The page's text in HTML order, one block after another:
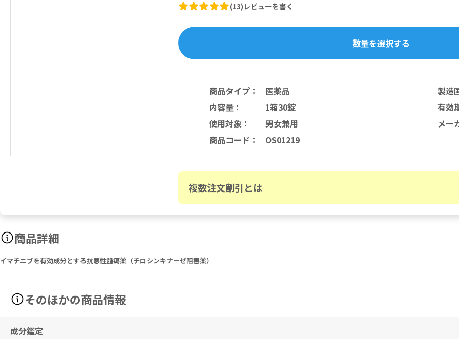
(13) レビューを書く
数量を選択する
商品タイプ：
医薬品
内容量：
1箱30錠
使用対象：
男女兼用
商品コード ： OS01219
製造
有効
メー
複数注文割引とは
商品詳細
イマチニブを有効成分とする抗悪性腫瘍薬（チロシンキナーゼ阻害薬）
そのほかの商品情報
成分鑑定